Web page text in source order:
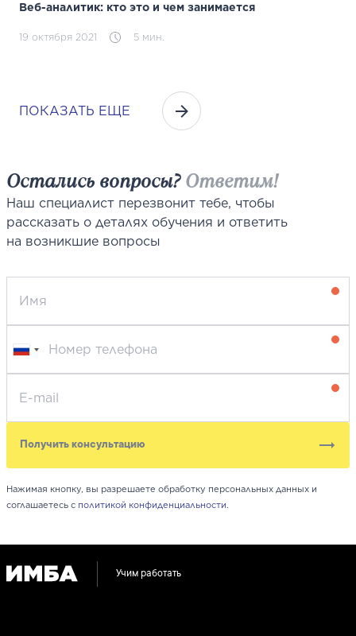
Веб-аналитик: кто это и чем занимается
19 октября 2021 5 мин.
ПОКАЗАТЬ ЕЩЕ
Остались вопросы?Ответим!
Наш специалист перезвонит тебе, чтобы
рассказать о деталях обучения и ответить
на возникшие вопросы
Получить консультацию
Нажимая кнопку, вы разрешаете обработку персональных данных и
соглашаетесь с политикой конфиденциальности.
Учим работать